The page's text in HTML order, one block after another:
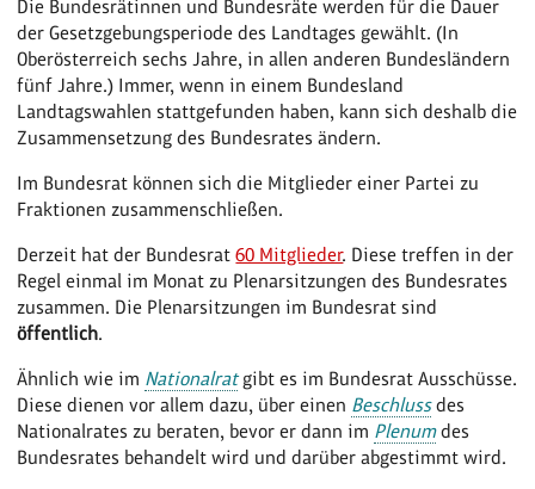
Die Bundesrätinnen und Bundesräte werden für die Dauer
der Gesetzgebungsperiode des Landtages gewählt. (In
Oberösterreich sechs Jahre, in allen anderen Bundesländern
fünf Jahre.) Immer, wenn in einem Bundesland
Landtagswahlen stattgefunden haben, kann sich deshalb die
Zusammensetzung des Bundesrates ändern.
Im Bundesrat können sich die Mitglieder einer Partei zu
Fraktionen zusammenschließen.
Derzeit hat der Bundesrat60 Mitglieder. Diese treffen in der
Regel einmal im Monat zu Plenarsitzungen des Bundesrates
zusammen. Die Plenarsitzungen im Bundesrat sind
öffentlich.
Ähnlich wie im Nationalratgibt es im Bundesrat Ausschüsse.
Diese dienen vor allem dazu, über einen Beschlussdes
Nationalrates zu beraten, bevor er dann im Plenumdes
Bundesrates behandelt wird und darüber abgestimmt wird.